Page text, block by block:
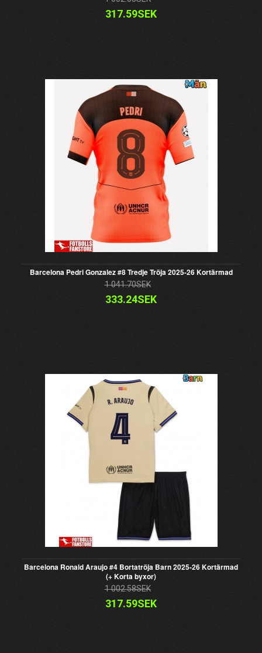
317.59SEK
Barcelona Pedri Gonzalez #8 Tredje Tröja 2025-26 Kortärmad
1 041.70SEK
333.24SEK
Barcelona Ronald Araujo #4 Bortatröja Barn 2025-26 Kortärmad
(+ Korta byxor)
1 002.58SEK
317.59SEK